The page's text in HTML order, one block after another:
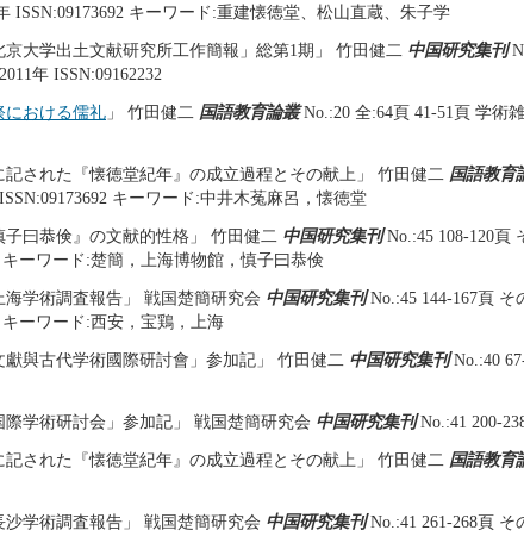
ISSN:09173692 キーワード:重建懐徳堂、松山直蔵、朱子学
京大学出土文献研究所工作簡報」総第1期」 竹田健二 中国研究集刊
年 ISSN:09162232
における儒礼 」 竹田健二 国語教育論叢No.:20 全:64頁 41-51頁 学術
記された『懐徳堂紀年』の成立過程とその献上」 竹田健二 国語教育
キーワード:中井木菟麻呂，懐徳堂
子曰恭倹』の文献的性格」 竹田健二 中国研究集刊No.:45 108-120頁
キーワード:楚簡，上海博物館，慎子曰恭倹
海学術調査報告」 戦国楚簡研究会 中国研究集刊No.:45 144-167頁 そ
キーワード:西安，宝鶏，上海
獻與古代学術國際研討會」参加記」 竹田健二 中国研究集刊No.:40
際学術研討会」参加記」 戦国楚簡研究会 中国研究集刊No.:41 200-
記された『懐徳堂紀年』の成立過程とその献上」 竹田健二 国語教育
沙学術調査報告」 戦国楚簡研究会 中国研究集刊No.:41 261-268頁 そ